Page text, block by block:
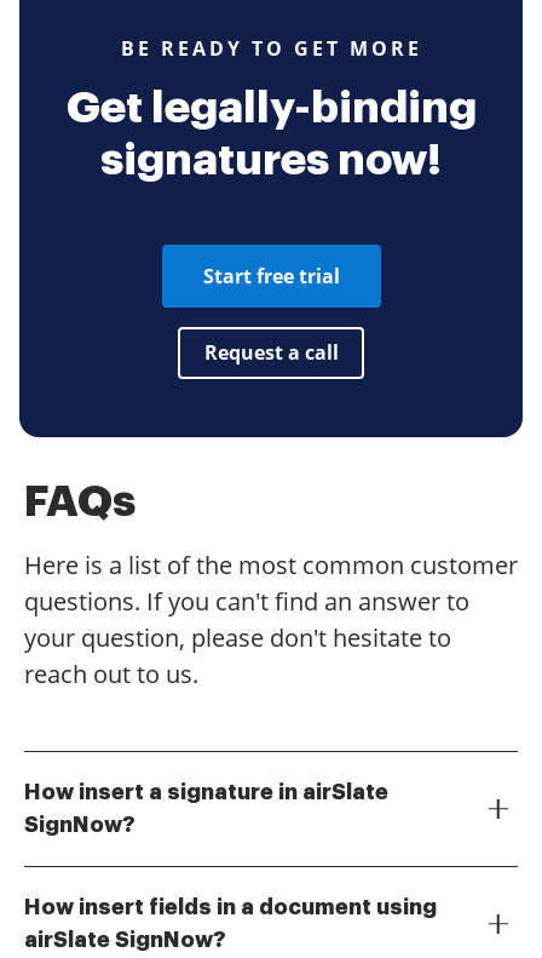
BE READY TO GET MORE
Get legally-binding
signatures now!
Start free trial
Request a call
FAQs
Here is a list of the most common customer
questions. If you can't find an answer to
your question, please don't hesitate to
reach out to us.
How insert a signature in airSlate
SignNow?
'Signature' field. You can then choose to draw, type,
or upload your signature. This process is quick and
How insert fields in a document using
airSlate SignNow?